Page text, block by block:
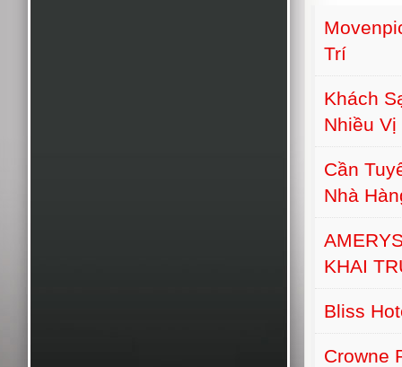
Trí
Khách
Nhiều Vị
Cần
Nhà
KHAI
Bliss
Crowne